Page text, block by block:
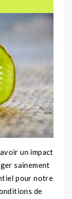
un impact
sainement
pour notre
de